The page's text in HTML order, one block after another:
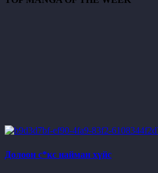
Долоон с*кс найман хүйс